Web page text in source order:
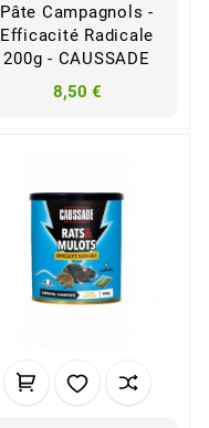
Pâte Campagnols -
Efficacité Radicale
200g - CAUSSADE
8,50 €